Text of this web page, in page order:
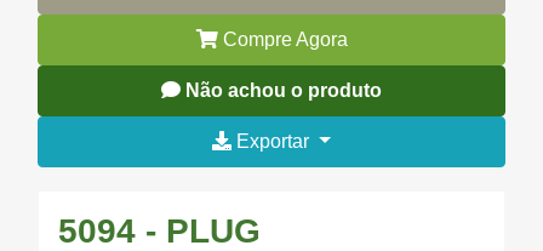
Compre Agora
Não achou o produto
Exportar
5094 - PLUG